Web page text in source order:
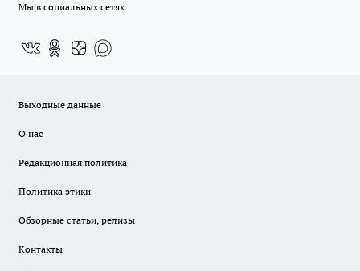
Мы в социальных сетях
Выходные данные
О нас
Редакционная политика
Политика этики
Обзорные статьи, релизы
Контакты